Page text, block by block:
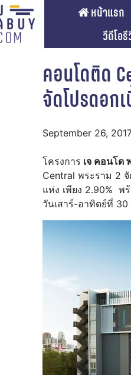
หน้าแรก
วีดีโอ
คอนโดติด
จัดโปรดอก
September 26,
โครงการ เจ คอนโด
Central พระราม 2
แห่ง เพียง 2.90% พ
วันเสาร์-อาทิตย์ที่